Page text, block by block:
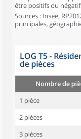
être positifs ou
Sources : Insee,
principales,
LOG T5 -
de pièces
Nombre de
1 pièce
2 pièces
3 pièces